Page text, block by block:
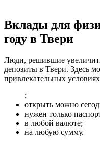
Вклады для
году в Твери
Люди, решившие
депозиты в Твери. Здесь
привлекательных
;
открыть можно
нужен только
в любой валюте;
на любую сумму.